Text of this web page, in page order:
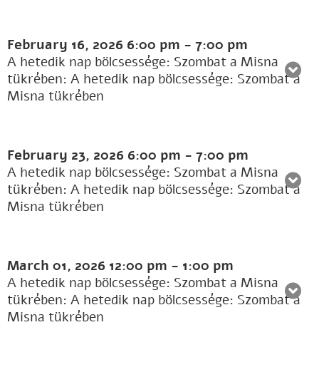
February 16, 2026 6:00 pm - 7:00 pm
A hetedik nap bölcsessége: Szombat a Misna
tükrében: A hetedik nap bölcsessége: Szombat a
Misna tükrében
February 23, 2026 6:00 pm - 7:00 pm
A hetedik nap bölcsessége: Szombat a Misna
tükrében: A hetedik nap bölcsessége: Szombat a
Misna tükrében
March 01, 2026 12:00 pm - 1:00 pm
A hetedik nap bölcsessége: Szombat a Misna
tükrében: A hetedik nap bölcsessége: Szombat a
Misna tükrében